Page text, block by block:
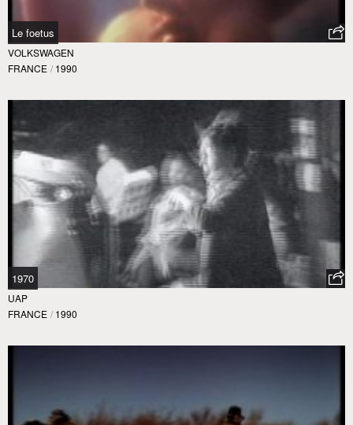
Le foetus
VOLKSWAGEN
FRANCE / 1990
1970
UAP
FRANCE / 1990